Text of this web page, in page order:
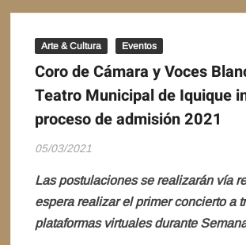
Arte & Cultura Eventos
Coro de Cámara y Voces
Teatro Municipal de Iquique
proceso de admisión 2021
05/03/2021
Las postulaciones se realizarán vía
espera realizar el primer concierto a
plataformas virtuales durante